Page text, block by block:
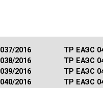
2016
2016
2016
2016
ТР ЕАЭС
ТР ЕАЭС
ТР ЕАЭС
ТР ЕАЭС